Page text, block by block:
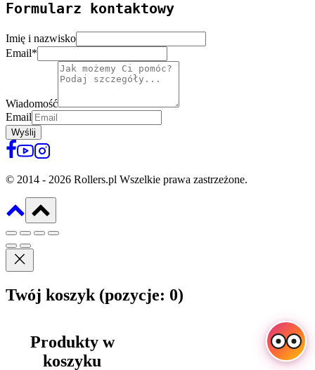
Formularz kontaktowy
Imię i nazwisko
Email*
Wiadomość
Email
Wyślij
© 2014 - 2026 Rollers.pl Wszelkie prawa zastrzeżone.
Twój koszyk (pozycje: 0)
Produkty w
koszyku